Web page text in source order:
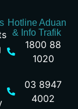
Hotline Aduan
& Info Trafik
1800 88
1020
03 8947
4002